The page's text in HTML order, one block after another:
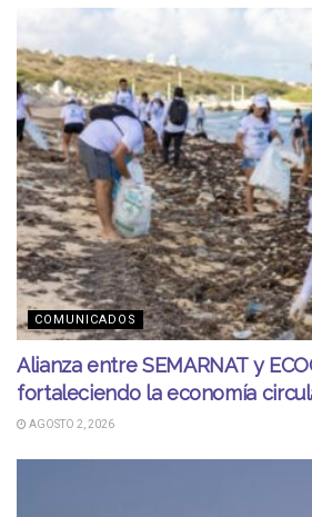
COMUNICADOS
Alianza entre SEMARNAT y
fortaleciendo la economía
AGOSTO 2, 2026